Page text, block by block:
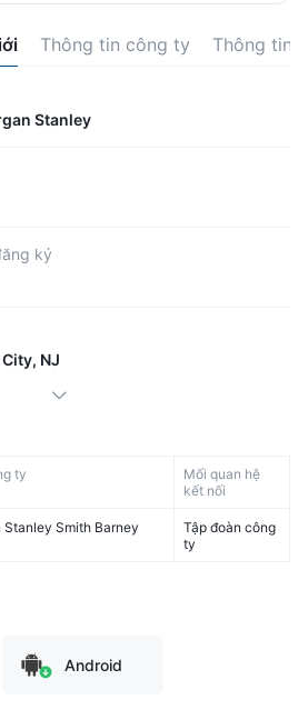
Thông tin công ty Thông tin
Stanley
ký
NJ
ty
Mối quan hệ
kết nối
Stanley Smith Barney
Tập đoàn công
ty
Android